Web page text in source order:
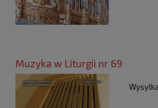
Muzyka w Liturgii nr 69